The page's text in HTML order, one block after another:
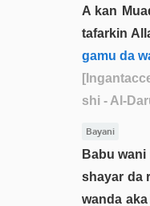
A kan
tafarkin
gamu da
shi - Al-
Bayani
Babu
shayar da
wanda